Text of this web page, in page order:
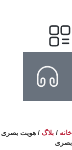
/ بلاگ/ هویت بصری